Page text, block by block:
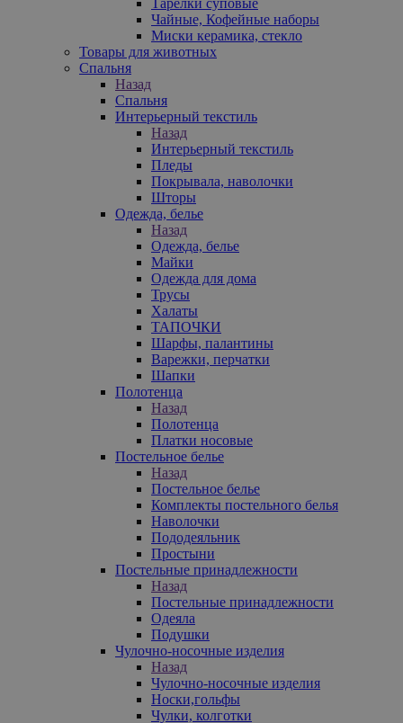
Чайные, Кофейные наборы
Миски керамика, стекло
Товары для животных
Спальня
Назад
Спальня
Интерьерный текстиль
Назад
Интерьерный текстиль
Пледы
Покрывала, наволочки
Шторы
Одежда, белье
Назад
Одежда, белье
Майки
Одежда для дома
Трусы
Халаты
ТАПОЧКИ
Шарфы, палантины
Варежки, перчатки
Шапки
Полотенца
Назад
Полотенца
Платки носовые
Постельное белье
Назад
Постельное белье
Комплекты постельного белья
Наволочки
Пододеяльник
Простыни
Постельные принадлежности
Назад
Постельные принадлежности
Одеяла
Подушки
Чулочно-носочные изделия
Назад
Чулочно-носочные изделия
Носки,гольфы
Чулки, колготки